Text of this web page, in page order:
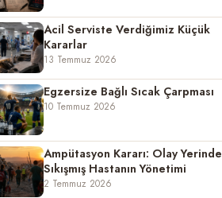
Acil Serviste Verdiğimiz Küçük
Kararlar
13 Temmuz 2026
Egzersize Bağlı Sıcak Çarpması
10 Temmuz 2026
Ampütasyon Kararı: Olay Yerinde
Sıkışmış Hastanın Yönetimi
2 Temmuz 2026